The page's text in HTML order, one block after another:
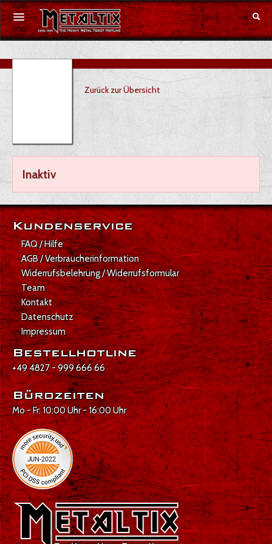
Konzerte
Festivals
Merchandise
DE
Anmelden
Zurück zur Übersicht
Inaktiv
Kundenservice
FAQ / Hilfe
AGB / Verbraucherinformation
Widerrufsbelehrung / Widerrufsformular
Team
Kontakt
Datenschutz
Impressum
Bestellhotline
+49 4827 - 999 666 66
Bürozeiten
Mo - Fr: 10:00 Uhr - 16:00 Uhr